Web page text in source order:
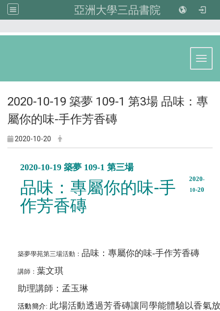
亞洲大學三品書院
2020-10-19 築夢 109-1 第3場 品味：專
屬你的味-手作芳香磚
2020-10-20
2020-10-19 築夢 109-1 第三場
品味：專屬你的味-手
作芳香磚
2020-
10-20
築夢學苑第三場活動： 品味：專屬你的味-手作芳香磚
講師 ： 葉文琪
助理講師：孟玉琳
活動簡介: 此場活動透過芳香磚讓同學能體驗以香氣